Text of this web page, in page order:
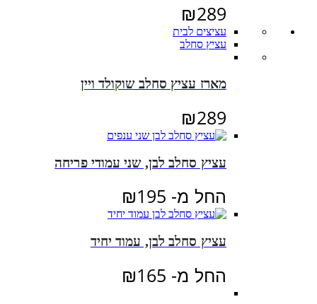
₪289
עציצים לבית
עציץ סחלב
מארז עציץ סחלב שוקולד ויין
₪289
עציץ סחלב לבן, שני עמודי פריחה
החל מ- ₪195
עציץ סחלב לבן, עמוד יחיד
החל מ- ₪165